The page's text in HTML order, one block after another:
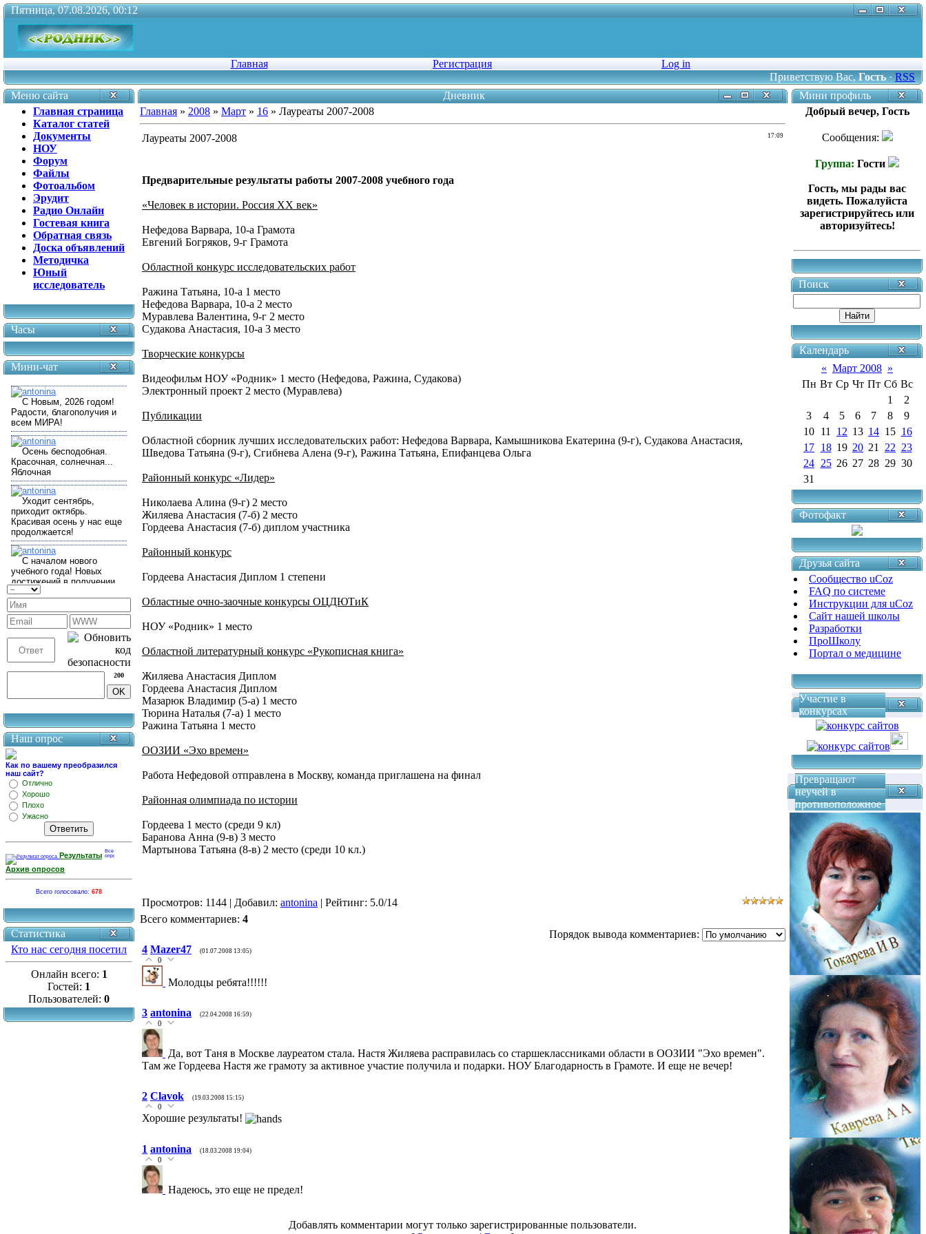
Пятница, 07.08.2026, 00:12
Главная Регистрация
Log in
Приветствую Вас,Гость·RSS
Меню сайта
Главная страница
Каталог статей
Документы
НОУ
Форум
Файлы
Фотоальбом
Эрудит
Радио Онлайн
Гостевая книга
Обратная связь
Доска объявлений
Методичка
Юный
исследователь
Часы
Мини-чат
200
Наш опрос
Как по вашему преобразился
наш сайт?
Отлично
Хорошо
Плохо
Ужасно
Результаты
Архив опросов
Всего голосовало: 678
Статистика
Кто нас сегодня посетил
Онлайн всего: 1
Гостей: 1
Пользователей: 0
Дневник
Главная » 2008 » Март » 16 » Лауреаты 2007-2008
17:09
Лауреаты 2007-2008
Предварительные результаты работы 2007-2008 учебного года
«Человек в истории. Россия XX век»
Нефедова Варвара, 10-а Грамота
Евгений Богряков, 9-г Грамота
Областной конкурс исследовательских работ
Ражина Татьяна, 10-а 1 место
Нефедова Варвара, 10-а 2 место
Муравлева Валентина, 9-г 2 место
Судакова Анастасия, 10-а 3 место
Творческие конкурсы
Видеофильм НОУ «Родник» 1 место (Нефедова, Ражина, Судакова)
Электронный проект 2 место (Муравлева)
Публикации
Областной сборник лучших исследовательских работ: Нефедова Варвара, Камышникова Екатерина (9-г), Судакова Анастасия,
Шведова Татьяна (9-г), Сгибнева Алена (9-г), Ражина Татьяна, Епифанцева Ольга
Районный конкурс «Лидер»
Николаева Алина (9-г) 2 место
Жиляева Анастасия (7-б) 2 место
Гордеева Анастасия (7-б) диплом участника
Районный конкурс
Гордеева Анастасия Диплом 1 степени
Областные очно-заочные конкурсы ОЦДЮТиК
НОУ «Родник» 1 место
Областной литературный конкурс «Рукописная книга»
Жиляева Анастасия Диплом
Гордеева Анастасия Диплом
Мазарюк Владимир (5-а) 1 место
Тюрина Наталья (7-а) 1 место
Ражина Татьяна 1 место
ООЗИИ «Эхо времен»
Работа Нефедовой отправлена в Москву, команда приглашена на финал
Районная олимпиада по истории
Гордеева 1 место (среди 9 кл)
Баранова Анна (9-в) 3 место
Мартынова Татьяна (8-в) 2 место (среди 10 кл.)
Просмотров: 1144 | Добавил: antonina | Рейтинг: 5.0/14
Всего комментариев: 4
Порядок вывода комментариев:
4 Mazer47 (01.07.2008 13:05)
0
Молодцы ребята!!!!!!
3 antonina (22.04.2008 16:59)
0
Да, вот Таня в Москве лауреатом стала. Настя Жиляева расправилась со старшеклассниками области в ООЗИИ "Эхо времен".
Там же Гордеева Настя же грамоту за активное участие получила и подарки. НОУ Благодарность в Грамоте. И еще не вечер!
2 Clavok (19.03.2008 15:15)
0
Хорошие результаты!
1 antonina (18.03.2008 19:04)
0
Надеюсь, это еще не предел!
Добавлять комментарии могут только зарегистрированные пользователи.
Мини профиль
Добрый вечер, Гость
Сообщения:
Группа: Гости
Гость, мы рады вас
видеть. Пожалуйста
зарегистрируйтесь или
авторизуйтесь!
Поиск
Календарь
« Март 2008 »
Пн Вт Ср Чт Пт Сб Вс
1
2
3
4 5 6 7 8
9
10 11 12 13 14 15 16
17 18 19 20 21 22 23
24 25 26 27 28 29 30
31
Фотофакт
Друзья сайта
Сообщество uCoz
FAQ по системе
Инструкции для uCoz
Сайт нашей школы
Разработки
ПроШколу
Портал о медицине
Участие в
конкурсах
Превращают
неучей в
противоположное